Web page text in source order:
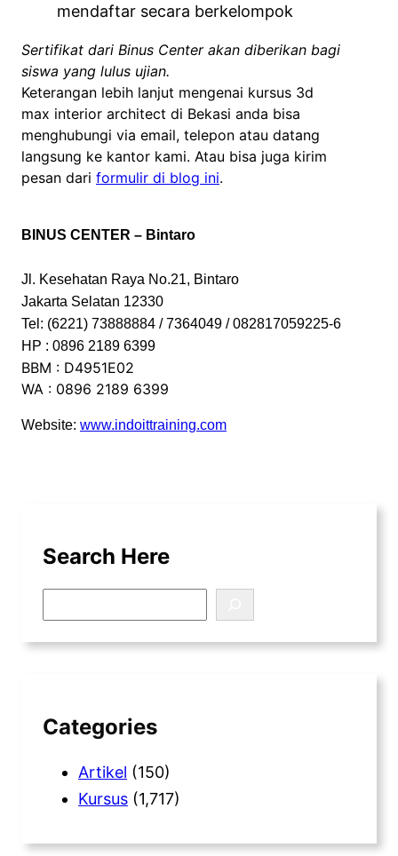
mendaftar secara berkelompok
Sertifikat dari Binus Center akan diberikan bagi
siswa yang lulus ujian.
Keterangan lebih lanjut mengenai kursus 3d
max interior architect di Bekasi anda bisa
menghubungi via email, telepon atau datang
langsung ke kantor kami. Atau bisa juga kirim
pesan dari formulir di blog ini.
BINUS CENTER – Bintaro
Jl. Kesehatan Raya No.21, Bintaro
Jakarta Selatan 12330
Tel: (6221) 73888884 / 7364049 / 082817059225-6
HP : 0896 2189 6399
BBM : D4951E02
WA : 0896 2189 6399
Website: www.indoittraining.com
Search Here
e
a
Categories
Artikel (150)
Kursus (1,717)